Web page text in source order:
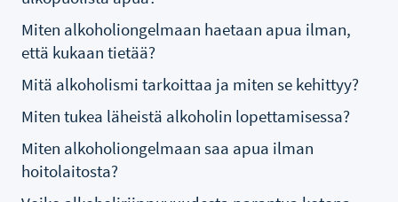
Miten alkoholiongelmaan haetaan apua ilman,
että kukaan tietää?
Mitä alkoholismi tarkoittaa ja miten se kehittyy?
Miten tukea läheistä alkoholin lopettamisessa?
Miten alkoholiongelmaan saa apua ilman
hoitolaitosta?